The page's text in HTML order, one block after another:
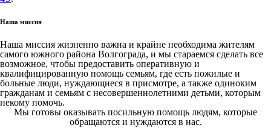
Наша миссия
Наша миссия жизненно важна и крайне необходима жителям
самого южного района Волгограда, и мы стараемся сделать все
возможное, чтобы предоставить оперативную и
квалифицированную помощь семьям, где есть пожилые и
больные люди, нуждающиеся в присмотре, а также одиноким
гражданам и семьям с несовершеннолетними детьми, которым
некому помочь.
Мы готовы оказывать посильную помощь людям, которые
обращаются и нуждаются в нас.